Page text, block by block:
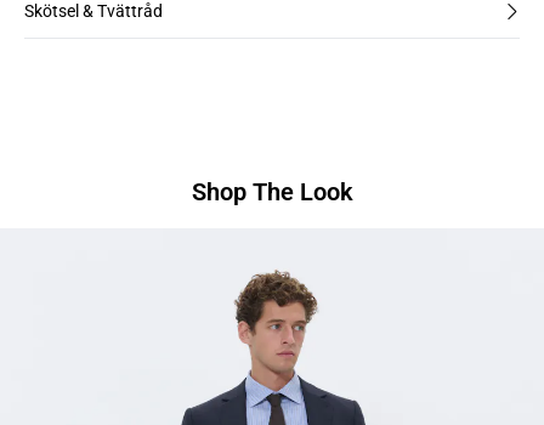
Skötsel & Tvättråd
Shop The Look